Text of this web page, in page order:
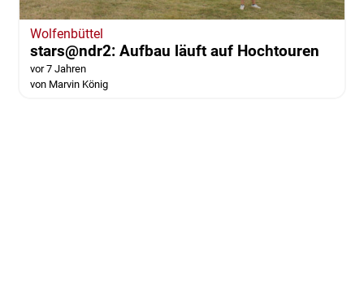
Wolfenbüttel
stars@ndr2: Aufbau läuft auf Hochtouren
vor 7 Jahren
von Marvin König